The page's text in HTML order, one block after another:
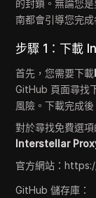
的封鎖。無論您
南都會引導您完成
步驟 1：下載
首先，您需要下載
GitHub 頁面尋找
風險。下載完成
對於尋找免費選
Interstellar
官方網站：
GitHub 儲存庫：